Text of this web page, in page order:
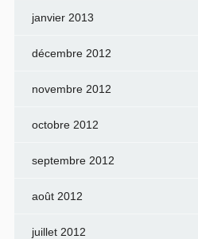
janvier 2013
décembre 2012
novembre 2012
octobre 2012
septembre 2012
août 2012
juillet 2012